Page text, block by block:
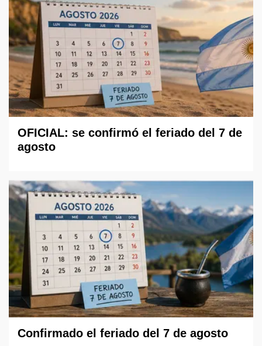
OFICIAL: se confirmó el feriado del 7 de
agosto
Confirmado el feriado del 7 de agosto